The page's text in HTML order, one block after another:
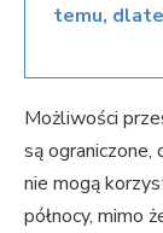
temu,
Możliwości
są
nie mogą
północy, mimo